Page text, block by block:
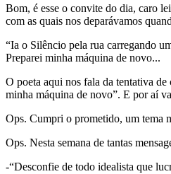
Bom, é esse o convite do dia, caro
com as quais nos deparávamos
“Ia o Silêncio pela rua carregando
Preparei minha máquina de novo...
O poeta aqui nos fala da tentativa
minha máquina de novo”. E por aí
Ops. Cumpri o prometido, um tema
Ops. Nesta semana de tantas
-“Desconfie de todo idealista que